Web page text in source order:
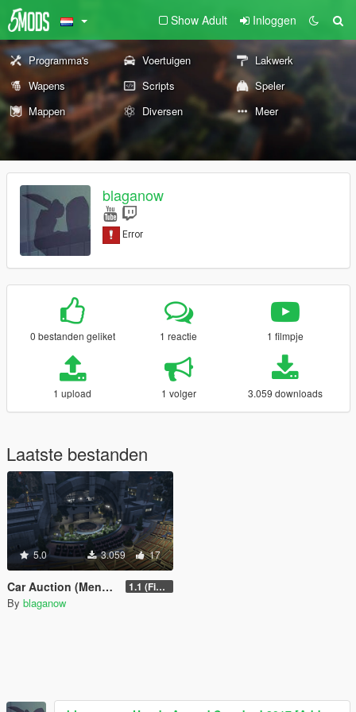
Show Adult Inloggen
Programma's Voertuigen
Lakwerk
Wapens
Scripts
Speler
Mappen
Diversen Meer
blaganow
0 bestanden geliket 1 reactie 1 filmpje
1 upload 1 volger 3.059 downloads
Laatste bestanden
5.0 3.059 17
Car Auction (Menyoo, FiveM Ready) 1.1 (FiveM Fix)
By blaganow